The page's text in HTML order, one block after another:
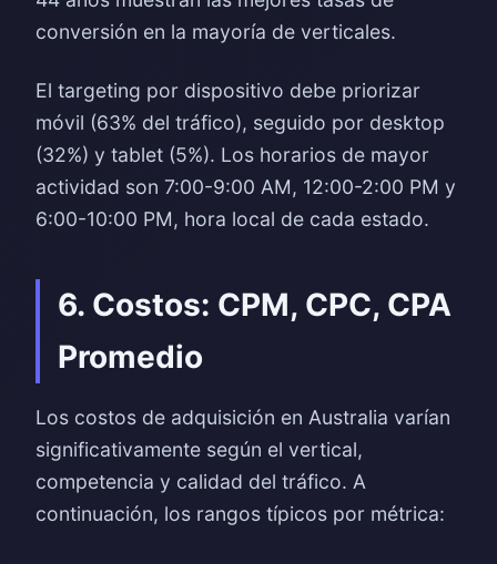
conversión en la mayoría de verticales.
El targeting por dispositivo debe priorizar
móvil (63% del tráfico), seguido por desktop
(32%) y tablet (5%). Los horarios de mayor
actividad son 7:00-9:00 AM, 12:00-2:00 PM y
6:00-10:00 PM, hora local de cada estado.
6. Costos: CPM, CPC, CPA
Promedio
Los costos de adquisición en Australia varían
significativamente según el vertical,
competencia y calidad del tráfico. A
continuación, los rangos típicos por métrica: